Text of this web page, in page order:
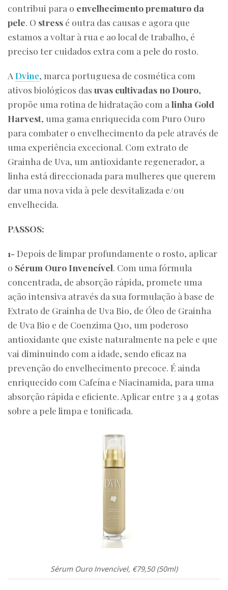
contribui para o envelhecimento prematuro da
pele. O stress é outra das causas e agora que
estamos a voltar à rua e ao local de trabalho, é
preciso ter cuidados extra com a pele do rosto.
A Dvine, marca portuguesa de cosmética com
ativos biológicos das uvas cultivadas no Douro,
propõe uma rotina de hidratação com a linha Gold
Harvest, uma gama enriquecida com Puro Ouro
para combater o envelhecimento da pele através de
uma experiência excecional. Com extrato de
Grainha de Uva, um antioxidante regenerador, a
linha está direccionada para mulheres que querem
dar uma nova vida à pele desvitalizada e/ou
envelhecida.
PASSOS:
1- Depois de limpar profundamente o rosto, aplicar
o Sérum Ouro Invencível. Com uma fórmula
concentrada, de absorção rápida, promete uma
ação intensiva através da sua formulação à base de
Extrato de Grainha de Uva Bio, de Óleo de Grainha
de Uva Bio e de Coenzima Q10, um poderoso
antioxidante que existe naturalmente na pele e que
vai diminuindo com a idade, sendo eficaz na
prevenção do envelhecimento precoce. É ainda
enriquecido com Cafeína e Niacinamida, para uma
absorção rápida e eficiente. Aplicar entre 3 a 4 gotas
sobre a pele limpa e tonificada.
Sérum Ouro Invencível, €79,50 (50ml)